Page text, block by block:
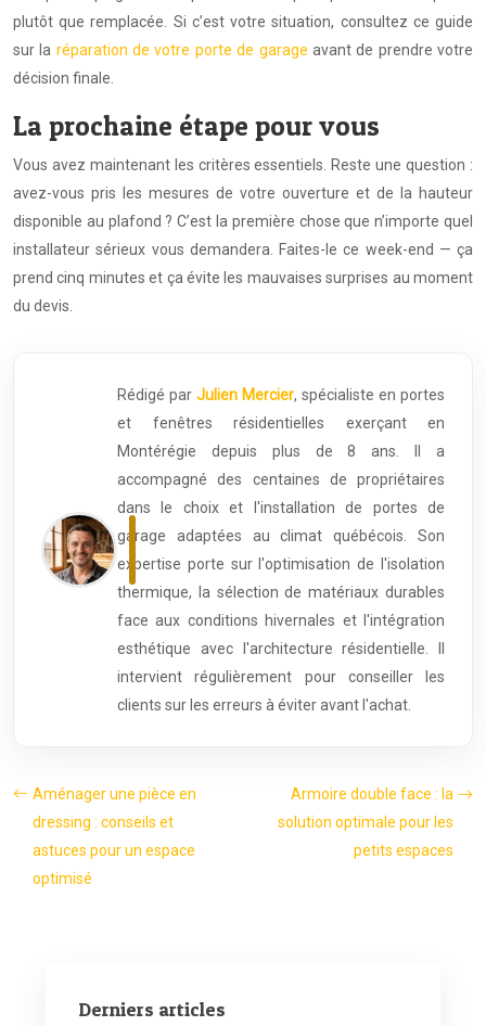
plutôt que remplacée. Si c’est votre situation, consultez ce guide
sur la réparation de votre porte de garage avant de prendre votre
décision finale.
La prochaine étape pour vous
Vous avez maintenant les critères essentiels. Reste une question :
avez-vous pris les mesures de votre ouverture et de la hauteur
disponible au plafond ? C’est la première chose que n’importe quel
installateur sérieux vous demandera. Faites-le ce week-end — ça
prend cinq minutes et ça évite les mauvaises surprises au moment
du devis.
Rédigé par Julien Mercier, spécialiste en portes
et fenêtres résidentielles exerçant en
Montérégie depuis plus de 8 ans. Il a
accompagné des centaines de propriétaires
dans le choix et l'installation de portes de
garage adaptées au climat québécois. Son
expertise porte sur l'optimisation de l'isolation
thermique, la sélection de matériaux durables
face aux conditions hivernales et l'intégration
esthétique avec l'architecture résidentielle. Il
intervient régulièrement pour conseiller les
clients sur les erreurs à éviter avant l'achat.
Aménager une pièce en
dressing : conseils et
astuces pour un espace
optimisé
Armoire double face : la
solution optimale pour les
petits espaces
Derniers articles